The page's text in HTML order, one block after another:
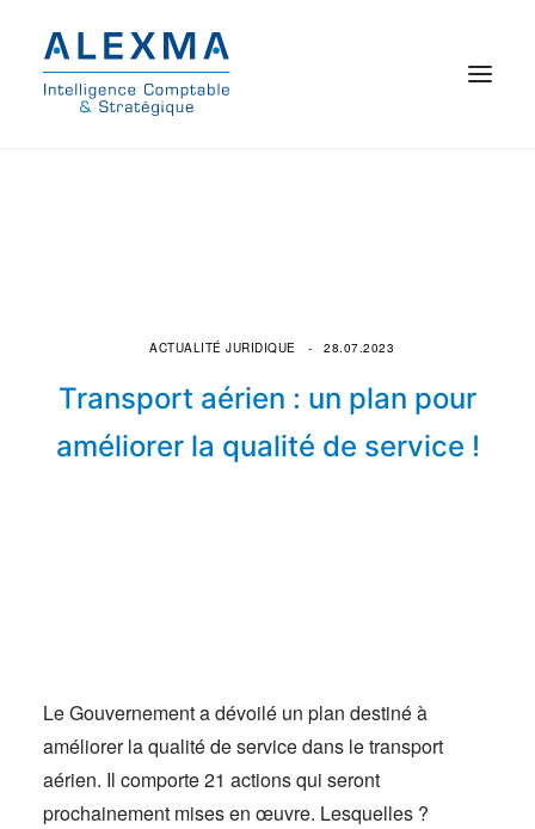
Commissariat aux comptes
On parle de nous
© 2021 Alexma
Transport aérien : un plan pour
améliorer la qualité de service !
28.07.2023
ACTUALITÉ JURIDIQUE
Le Gouvernement a dévoilé un plan destiné à
améliorer la qualité de service dans le transport
aérien. Il comporte 21 actions qui seront
prochainement mises en œuvre. Lesquelles ?